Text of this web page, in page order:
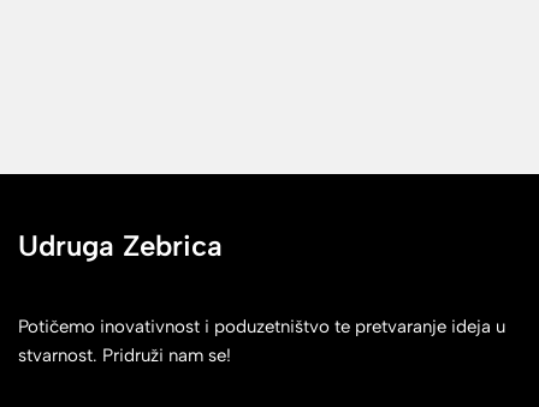
Udruga Zebrica
Potičemo inovativnost i poduzetništvo te pretvaranje ideja u
stvarnost. Pridruži nam se!